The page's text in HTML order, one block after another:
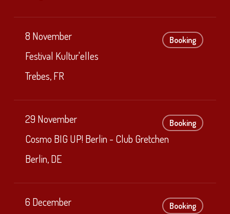
8 November
Festival Kultur'elles
Trebes, FR
Booking
29 November
Cosmo BIG UP! Berlin - Club Gretchen
Berlin, DE
Booking
6 December
Booking